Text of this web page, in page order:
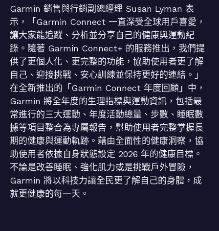
Garmin 銷售與行銷副總經理 Susan Lyman 表
示，「Garmin Connect 一直深受全球用戶喜愛，
讓大家能追蹤、分析並分享自己的健康與運動紀
錄。隨著 Garmin Connect+ 的服務推出，我們提
供了更個人化、更完整的功能，協助使用者更了解
自己、迎接挑戰、安心訓練並保持更好的連結。」
在全新推出的「Garmin Connect 年度回顧」中，
Garmin 將全年度的生理指標與運動資訊，包括最
常進行的三大運動、年度活動總量、步數、睡眠數
據等項目整合為專屬報告，幫助使用者完整掌握長
期的健康與運動軌跡。藉由全面性的健康洞察，協
助使用者依據自身狀態設定 2026 年的健康目標。
不論是改善睡眠、強化肌力或是挑戰戶外冒險，
Garmin 將以科技力讓全民更了解自己的身體，成
就更健康的每一天。